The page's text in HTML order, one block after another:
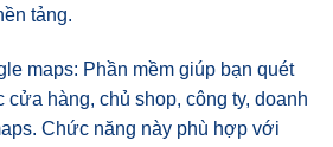
tảng.
maps: Phần mềm giúp bạn quét
cửa hàng, chủ shop, công ty, doanh
Chức năng này phù hợp với